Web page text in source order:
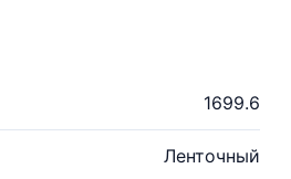
1699.6
Ленточный